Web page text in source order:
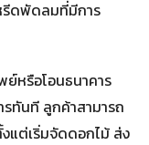
รีดพัดลมที่มีการ
ย์หรือโอนธนาคาร
รทันที ลูกค้าสามารถ
แต่เริ่มจัดดอกไม้ ส่ง